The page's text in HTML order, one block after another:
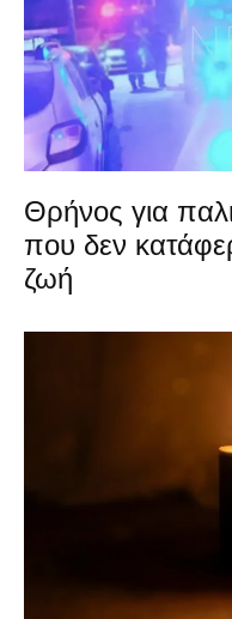
Θρήνος για
που δεν
ζωή